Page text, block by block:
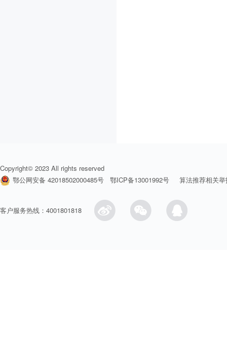
Copyright© 2023 All rights reserved
鄂公网安备 42018502000485号
鄂ICP备13001992号 算法推荐相关
客户服务热线：4001801818